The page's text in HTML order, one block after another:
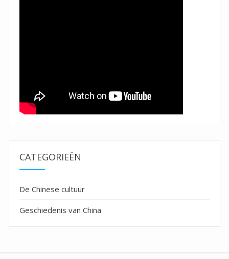
CATEGORIEËN
De Chinese cultuur
Geschiedenis van China